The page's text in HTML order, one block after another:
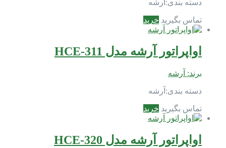
دسته بندی: آرشه
تماس بگیرید خرید
اواپراتور آرشه مدل HCE-311
برند: آرشه
دسته بندی: آرشه
تماس بگیرید خرید
اواپراتور آرشه مدل HCE-320